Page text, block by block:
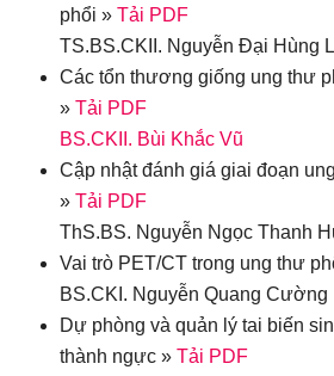
phổi » Tải PDF
TS.BS.CKII. Nguyễn Đại Hùng
Các tổn thương giống ung thư
» Tải PDF
BS.CKII. Bùi Khắc Vũ
Cập nhật đánh giá giai đoạn
» Tải PDF
ThS.BS. Nguyễn Ngọc Thanh
Vai trò PET/CT trong ung thư
BS.CKI. Nguyễn Quang Cường
Dự phòng và quản lý tai biến
thành ngực » Tải PDF